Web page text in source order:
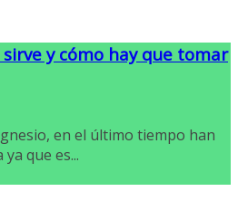
y cómo hay que tomar
en el último tiempo han
que es...